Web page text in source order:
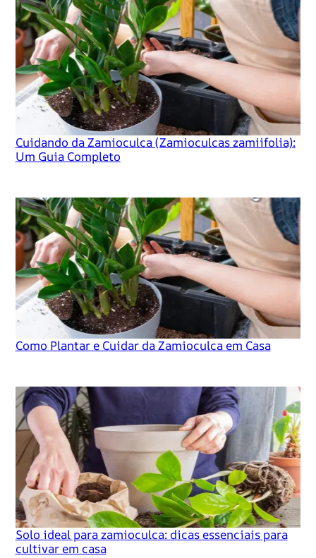
Cuidando da Zamioculca (Zamioculcas zamiifolia):
Um Guia Completo
Como Plantar e Cuidar da Zamioculca em Casa
Solo ideal para zamioculca: dicas essenciais para
cultivar em casa